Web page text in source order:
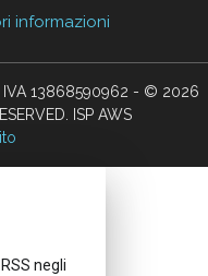
informazioni
IVA 13868590962 - © 2026
ISP AWS
negli